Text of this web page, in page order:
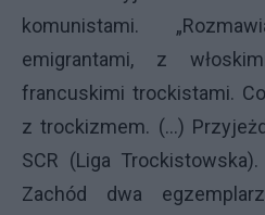
komunistami.
emigrantami, z
francuskimi trockistami.
z trockizmem. (…)
SCR (Liga
Zachód dwa